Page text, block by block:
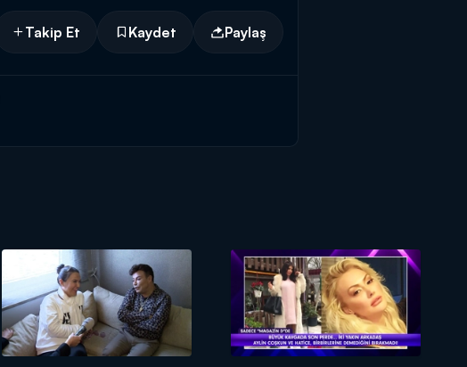
Takip Et Kaydet Paylaş